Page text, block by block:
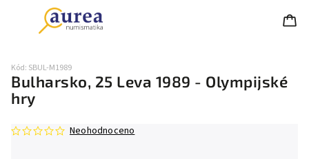
Bulharsko, 25 Leva 1989 - Olympijské
hry
Kód: SBUL-M1989
Neohodnoceno